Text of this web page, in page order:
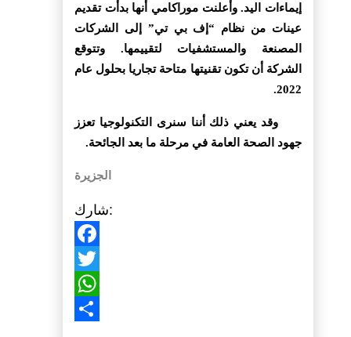
إيماءات اليد. وأعلنت موراكامي أنها بدأت تقديم
عينات من نظام “إف بي تي” إلى الشركات
المصنعة والمستشفيات لتقييمها. وتتوقع
الشركة أن تكون تقنيتها متاحة تجاريا بحلول عام
2022.
وقد يعني ذلك أننا سنرى التكنولوجيا تعزز
جهود الصحة العامة في مرحلة ما بعد الجائحة.
الجزيرة
شارك:
Facebook
Twitter
WhatsApp